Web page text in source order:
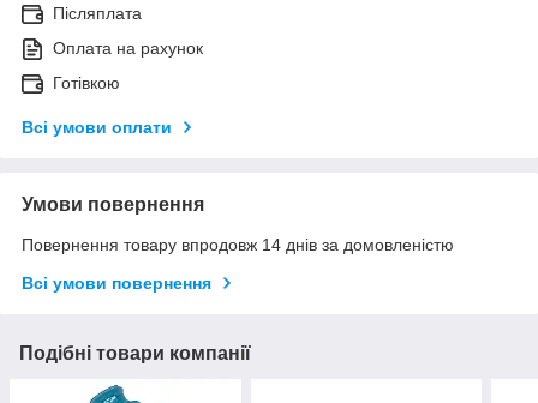
Післяплата
Оплата на рахунок
Готівкою
Всі умови оплати
Умови повернення
Повернення товару впродовж 14 днів за домовленістю
Всі умови повернення
Подібні товари компанії